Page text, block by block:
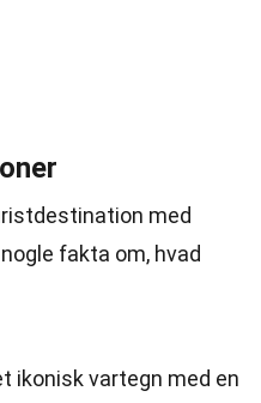
med
fakta om, hvad
ikonisk vartegn med en